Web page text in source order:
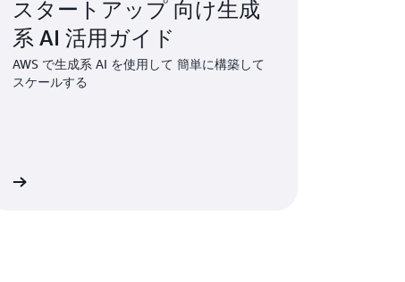
スタートアップ 向け生成
系 AI 活用ガイド
AWS で生成系 AI を使用して 簡単に構築して
スケールする